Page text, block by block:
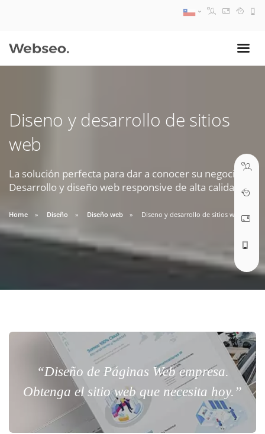
Diseno y desarrollo de sitios
web
La solución perfecta para dar a conocer su negocio.
Desarrollo y diseño web responsive de alta calidad.
Home Diseño Diseño web Diseno y desarrollo de sitios web
“Diseño de Páginas Web empresa.
Obtenga el sitio web que necesita hoy.”
09:30 AM A 18:30 PM